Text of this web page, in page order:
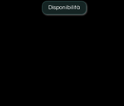
Disponibilità